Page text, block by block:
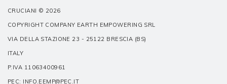
CRUCIANI © 2026
COPYRIGHT COMPANY EARTH EMPOWERING SRL
VIA DELLA STAZIONE 23 - 25122 BRESCIA (BS)
ITALY
P.IVA 11063400961
PEC: INFO.EEMP@PEC.IT